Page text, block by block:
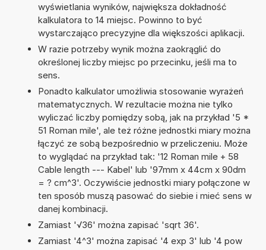
wyświetlania wyników, największa dokładność
kalkulatora to 14 miejsc. Powinno to być
wystarczająco precyzyjne dla większości aplikacji.
W razie potrzeby wynik można zaokrąglić do
określonej liczby miejsc po przecinku, jeśli ma to
sens.
Ponadto kalkulator umożliwia stosowanie wyrażeń
matematycznych. W rezultacie można nie tylko
wyliczać liczby pomiędzy sobą, jak na przykład '5 *
51 Roman mile', ale też różne jednostki miary można
łączyć ze sobą bezpośrednio w przeliczeniu. Może
to wyglądać na przykład tak: '12 Roman mile + 58
Cable length --- Kabel' lub '97mm x 44cm x 90dm
= ? cm^3'. Oczywiście jednostki miary połączone w
ten sposób muszą pasować do siebie i mieć sens w
danej kombinacji.
Zamiast '√36' można zapisać 'sqrt 36'.
Zamiast '4^3' można zapisać '4 exp 3' lub '4 pow